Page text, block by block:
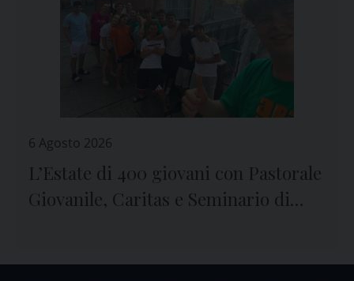
6 Agosto 2026
L’Estate di 400 giovani con Pastorale
Giovanile, Caritas e Seminario di